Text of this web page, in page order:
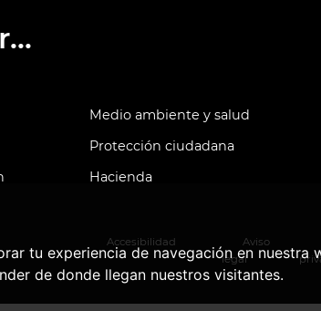
tu experiencia de navegación en
de donde llegan nuestros visitantes.
Medio ambiente y salud
Protección ciudadana
Hacienda
Accesibilidad
Aviso
legal